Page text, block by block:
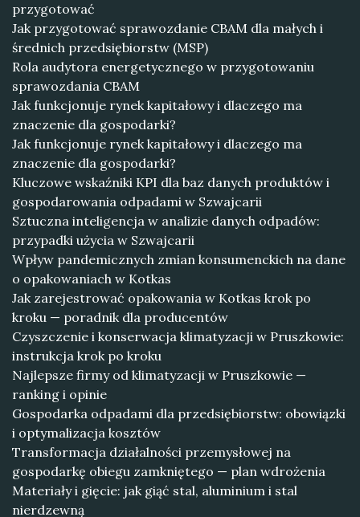
przygotować
Jak przygotować sprawozdanie CBAM dla małych i
średnich przedsiębiorstw (MSP)
Rola audytora energetycznego w przygotowaniu
sprawozdania CBAM
Jak funkcjonuje rynek kapitałowy i dlaczego ma
znaczenie dla gospodarki?
Jak funkcjonuje rynek kapitałowy i dlaczego ma
znaczenie dla gospodarki?
Kluczowe wskaźniki KPI dla baz danych produktów i
gospodarowania odpadami w Szwajcarii
Sztuczna inteligencja w analizie danych odpadów:
przypadki użycia w Szwajcarii
Wpływ pandemicznych zmian konsumenckich na dane
o opakowaniach w Kotkas
Jak zarejestrować opakowania w Kotkas krok po
kroku — poradnik dla producentów
Czyszczenie i konserwacja klimatyzacji w Pruszkowie:
instrukcja krok po kroku
Najlepsze firmy od klimatyzacji w Pruszkowie —
ranking i opinie
Gospodarka odpadami dla przedsiębiorstw: obowiązki
i optymalizacja kosztów
Transformacja działalności przemysłowej na
gospodarkę obiegu zamkniętego — plan wdrożenia
Materiały i gięcie: jak giąć stal, aluminium i stal
nierdzewną